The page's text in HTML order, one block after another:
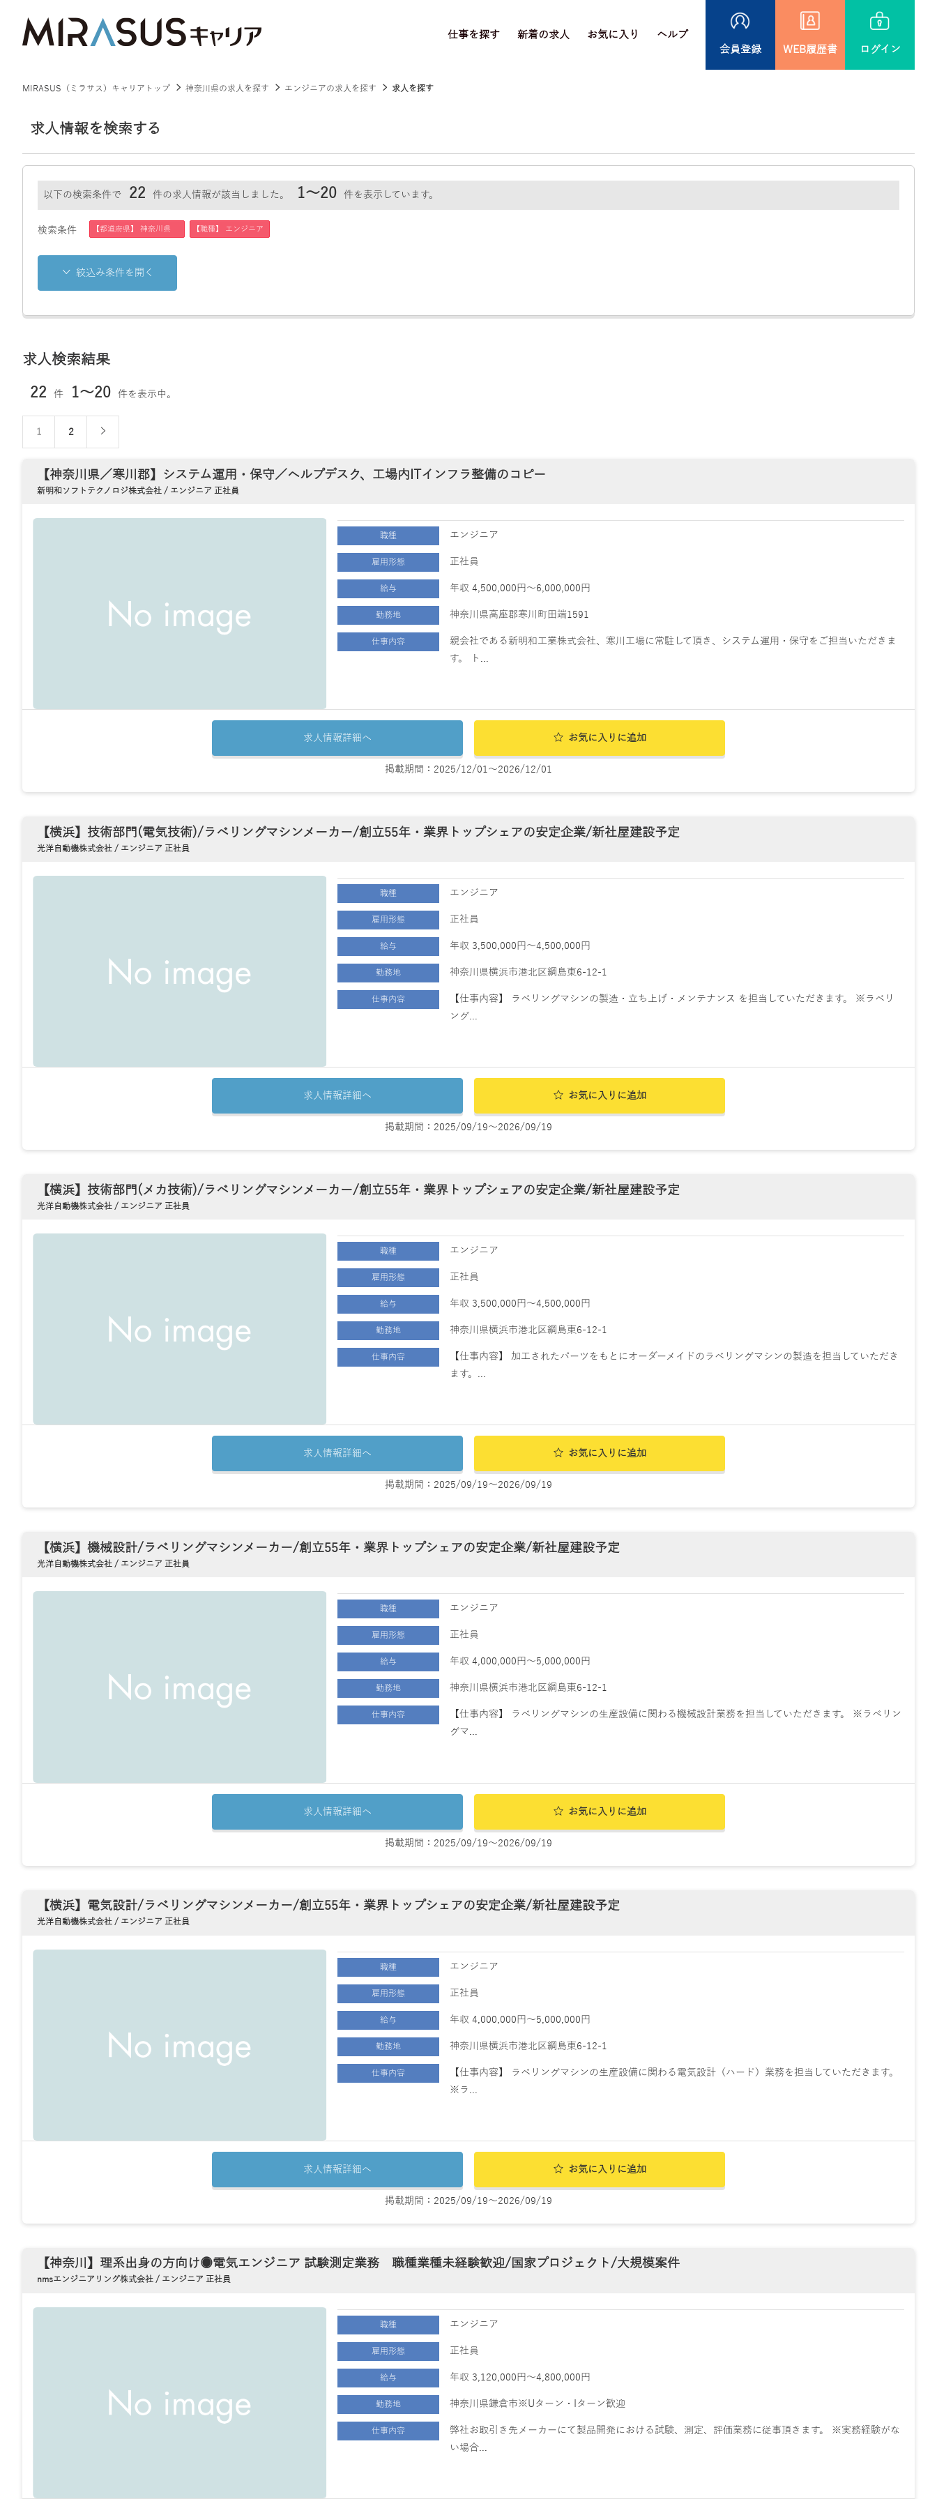
仕事を探す 新着の求人 お気に入り
ヘルプ
会員登録
WEB履歴書 ログイン
MIRASUS（ミラサス）キャリアトップ 神奈川県の求人を探す エンジニアの求人を探す 求人を探す
求人情報を検索する
以下の検索条件で 22 件の求人情報が該当しました。 1～20 件を表示しています。
検索条件 【都道府県】 神奈川県 【職種】 エンジニア
絞込み条件を開く
求人検索結果
22 件 1～20 件を表示中。
1 2
【神奈川県／寒川郡】システム運用・保守／ヘルプデスク、工場内ITインフラ整備のコピー
新明和ソフトテクノロジ株式会社 / エンジニア 正社員
職種 エンジニア
雇用形態 正社員
給与 年収 4,500,000円～6,000,000円
勤務地 神奈川県高座郡寒川町田端1591
仕事内容
親会社である新明和工業株式会社、寒川工場に常駐して頂き、システム運用・保守をご担当いただきま
す。 ト...
求人情報詳細へ お気に入りに追加
掲載期間：2025/12/01～2026/12/01
【横浜】技術部門(電気技術)/ラベリングマシンメーカー/創立55年・業界トップシェアの安定企業/新社屋建設予定
光洋自動機株式会社 / エンジニア 正社員
職種 エンジニア
雇用形態 正社員
給与 年収 3,500,000円～4,500,000円
勤務地 神奈川県横浜市港北区綱島東6-12-1
仕事内容
【仕事内容】 ラベリングマシンの製造・立ち上げ・メンテナンス を担当していただきます。 ※ラベリ
ング...
求人情報詳細へ お気に入りに追加
掲載期間：2025/09/19～2026/09/19
【横浜】技術部門(メカ技術)/ラベリングマシンメーカー/創立55年・業界トップシェアの安定企業/新社屋建設予定
光洋自動機株式会社 / エンジニア 正社員
職種 エンジニア
雇用形態 正社員
給与 年収 3,500,000円～4,500,000円
勤務地 神奈川県横浜市港北区綱島東6-12-1
仕事内容
【仕事内容】 加工されたパーツをもとにオーダーメイドのラベリングマシンの製造を担当していただき
ます。...
求人情報詳細へ お気に入りに追加
掲載期間：2025/09/19～2026/09/19
【横浜】機械設計/ラベリングマシンメーカー/創立55年・業界トップシェアの安定企業/新社屋建設予定
光洋自動機株式会社 / エンジニア 正社員
職種 エンジニア
雇用形態 正社員
給与 年収 4,000,000円～5,000,000円
勤務地 神奈川県横浜市港北区綱島東6-12-1
仕事内容
【仕事内容】 ラベリングマシンの生産設備に関わる機械設計業務を担当していただきます。 ※ラベリン
グマ...
求人情報詳細へ お気に入りに追加
掲載期間：2025/09/19～2026/09/19
【横浜】電気設計/ラベリングマシンメーカー/創立55年・業界トップシェアの安定企業/新社屋建設予定
光洋自動機株式会社 / エンジニア 正社員
職種 エンジニア
雇用形態 正社員
給与 年収 4,000,000円～5,000,000円
勤務地 神奈川県横浜市港北区綱島東6-12-1
仕事内容
【仕事内容】 ラベリングマシンの生産設備に関わる電気設計（ハード）業務を担当していただきます。
※ラ...
求人情報詳細へ お気に入りに追加
掲載期間：2025/09/19～2026/09/19
【神奈川】理系出身の方向け◉電気エンジニア 試験測定業務 職種業種未経験歓迎/国家プロジェクト/大規模案件
nmsエンジニアリング株式会社 / エンジニア 正社員
職種 エンジニア
雇用形態 正社員
給与 年収 3,120,000円～4,800,000円
勤務地 神奈川県鎌倉市※Uターン・Iターン歓迎
仕事内容
弊社お取引き先メーカーにて製品開発における試験、測定、評価業務に従事頂きます。 ※実務経験がな
い場合...